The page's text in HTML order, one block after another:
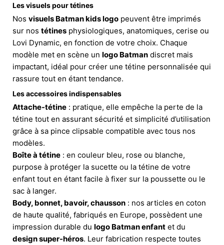
Les visuels pour tétines
Nos visuels Batman kids logo peuvent être imprimés
sur nos tétines physiologiques, anatomiques, cerise ou
Lovi Dynamic, en fonction de votre choix. Chaque
modèle met en scène un logo Batman discret mais
impactant, idéal pour créer une tétine personnalisée qui
rassure tout en étant tendance.
Les accessoires indispensables
Attache-tétine : pratique, elle empêche la perte de la
tétine tout en assurant sécurité et simplicité d’utilisation
grâce à sa pince clipsable compatible avec tous nos
modèles.
Boîte à tétine : en couleur bleu, rose ou blanche,
purpose à protéger la sucette ou la tétine de votre
enfant tout en étant facile à fixer sur la poussette ou le
sac à langer.
Body, bonnet, bavoir, chausson : nos articles en coton
de haute qualité, fabriqués en Europe, possèdent une
impression durable du logo Batman enfant et du
design super-héros. Leur fabrication respecte toutes